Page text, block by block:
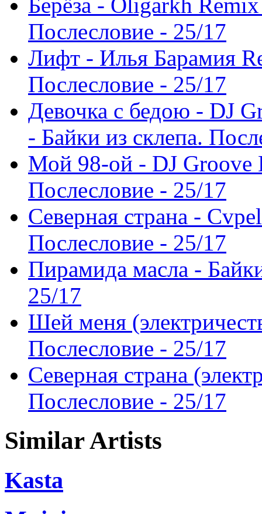
Послесловие - 25/17
Лифт - Илья Барамия
Послесловие - 25/17
Девочка с бедою - DJ
- Байки из склепа.
Мой 98-ой - DJ Groove
Послесловие - 25/17
Северная страна -
Послесловие - 25/17
Пирамида масла -
25/17
Шей меня
Послесловие - 25/17
Северная страна
Послесловие - 25/17
Similar Artists
Kasta